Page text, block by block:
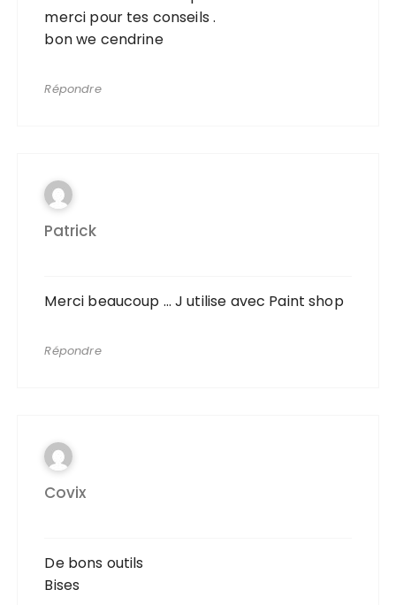
merci pour tes conseils .
bon we cendrine
Répondre
Patrick
Merci beaucoup … J utilise avec Paint shop
Répondre
Covix
De bons outils
Bises